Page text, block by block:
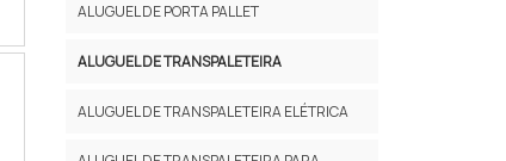
ALUGUEL DE PORTA PALLET
ALUGUEL DE TRANSPALETEIRA
ALUGUEL DE TRANSPALETEIRA ELÉTRICA